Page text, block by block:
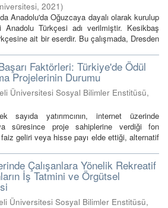
, 2021)
Anadolu'da Oğuzcaya dayalı olarak kurulup
Türkçesi adı verilmiştir. Kesikbaş
ait bir eserdir. Bu çalışmada, Dresden
Faktörleri: Türkiye'de Ödül
Projelerinin Durumu
Üniversitesi Sosyal Bilimler Enstitüsü,
sayıda yatırımcının, internet üzerinde
süresince proje sahiplerine verdiği fon
faiz geliri veya hisse payı elde ettiği, alternatif
Çalışanlara Yönelik Rekreatif
İş Tatmini ve Örgütsel
Üniversitesi Sosyal Bilimler Enstitüsü,